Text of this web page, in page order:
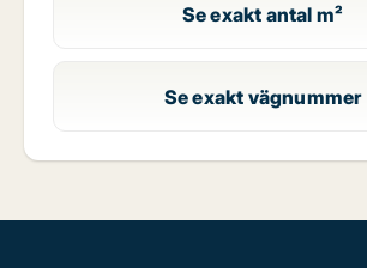
Se exakt antal m²
Se exakt vägnummer